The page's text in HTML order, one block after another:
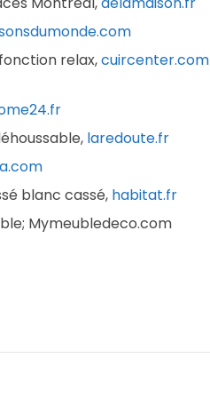
relax,cuircenter.com
laredoute.fr
blanc cassé, habitat.fr
Mymeubledeco.com